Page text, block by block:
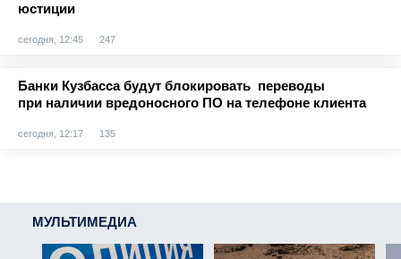
юстиции
сегодня, 12:45 247
Банки Кузбасса будут блокировать переводы
при наличии вредоносного ПО на телефоне клиента
сегодня, 12:17 135
МУЛЬТИМЕДИА